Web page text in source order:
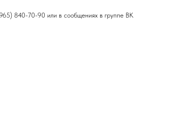
840-70-90 или в сообщениях в группе ВК